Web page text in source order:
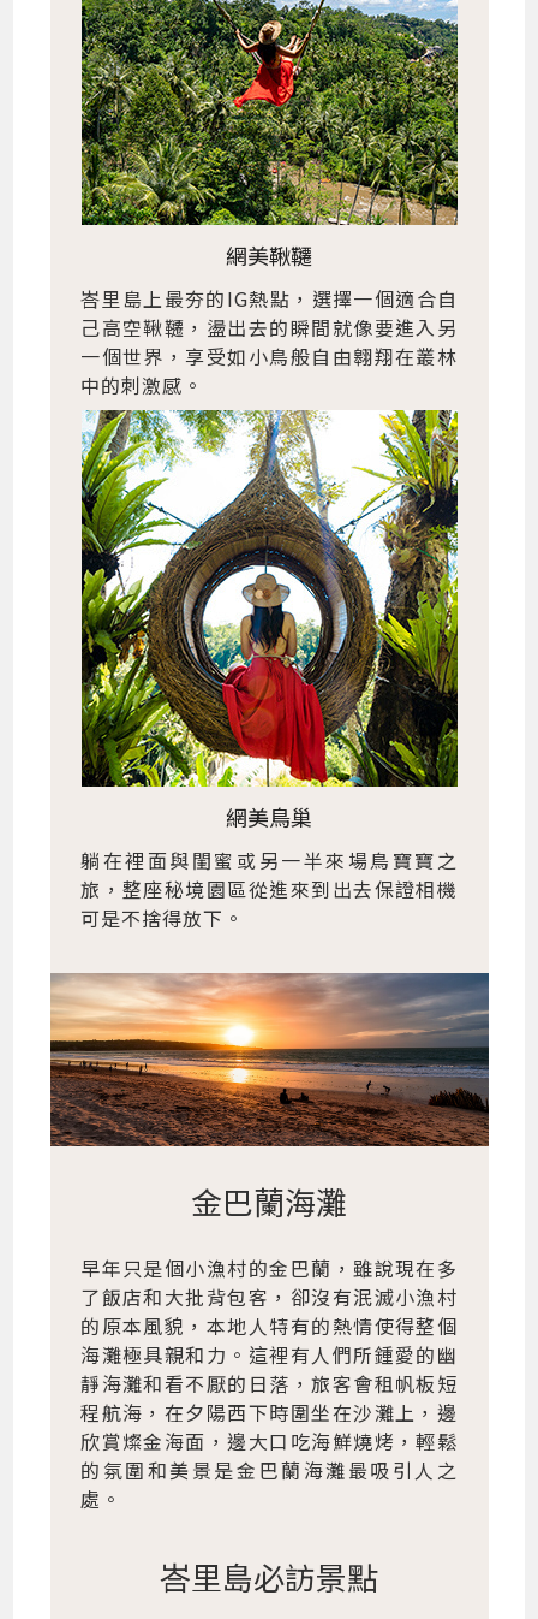
網美鞦韆
峇里島上最夯的IG熱點，選擇一個適合自
己高空鞦韆，盪出去的瞬間就像要進入另
一個世界，享受如小鳥般自由翱翔在叢林
中的刺激感。
網美鳥巢
躺在裡面與閨蜜或另一半來場鳥寶寶之
旅，整座秘境園區從進來到出去保證相機
可是不捨得放下。
金巴蘭海灘
早年只是個小漁村的金巴蘭，雖說現在多
了飯店和大批背包客，卻沒有泯滅小漁村
的原本風貌，本地人特有的熱情使得整個
海灘極具親和力。這裡有人們所鍾愛的幽
靜海灘和看不厭的日落，旅客會租帆板短
程航海，在夕陽西下時圍坐在沙灘上，邊
欣賞燦金海面，邊大口吃海鮮燒烤，輕鬆
的氛圍和美景是金巴蘭海灘最吸引人之
處。
峇里島必訪景點